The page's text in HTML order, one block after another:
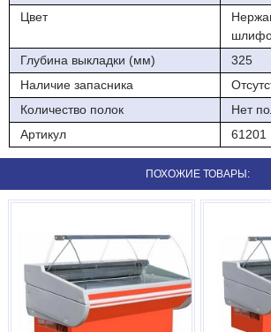
Цвет
Глубина выкладки (мм)
325
Наличие запасника
Количество полок
Нет
Артикул
61201
ПОХОЖИЕ ТОВАРЫ: